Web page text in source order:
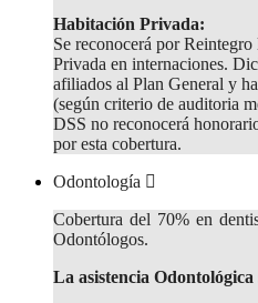
Habitación Privada:
Se reconocerá por
Privada en internaciones.
afiliados al Plan General y
(según criterio de auditoria
DSS no reconocerá
por esta cobertura.
Odontología
Cobertura del 70% en
Odontólogos.
La asistencia